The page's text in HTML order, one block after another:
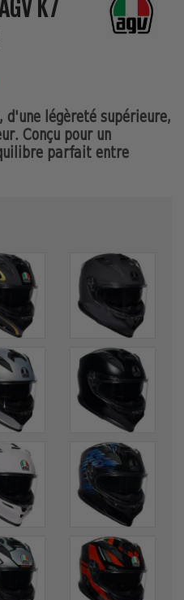
d'une légèreté supérieure,
Conçu pour un
parfait entre